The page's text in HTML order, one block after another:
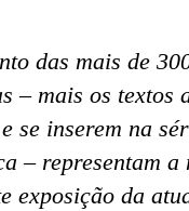
das mais de
– mais os textos
se inserem na
– representam a
exposição da